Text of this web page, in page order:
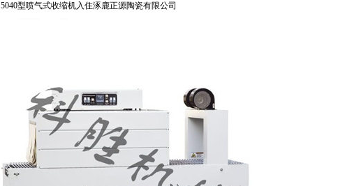
5040型喷气式收缩机入住涿鹿正源陶瓷有限公司